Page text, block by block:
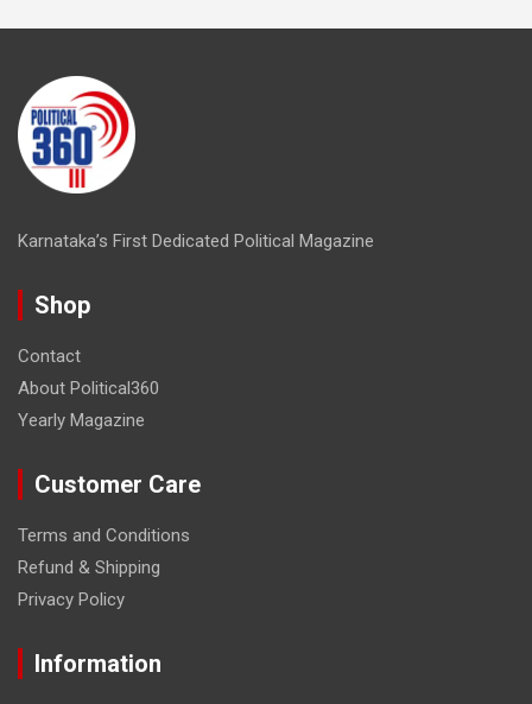
Karnataka’s First Dedicated Political Magazine
Shop
Contact
About Political360
Yearly Magazine
Customer Care
Terms and Conditions
Refund & Shipping
Privacy Policy
Information